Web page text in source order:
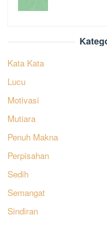
Kata Kata
Lucu
Motivasi
Mutiara
Penuh Makna
Perpisahan
Sedih
Semangat
Sindiran